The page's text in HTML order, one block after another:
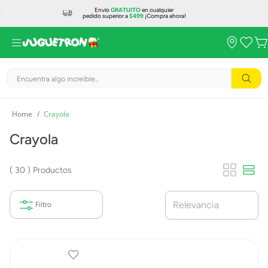
EnvíoGRATUITOen cualquier
pedido superior a$499¡Compra ahora!
Encuentra algo increíble...
Crayola
Crayola
30 Productos
Relevancia